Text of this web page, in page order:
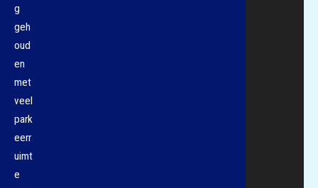
g
geh
oud
en
met
veel
park
eerr
uimt
e